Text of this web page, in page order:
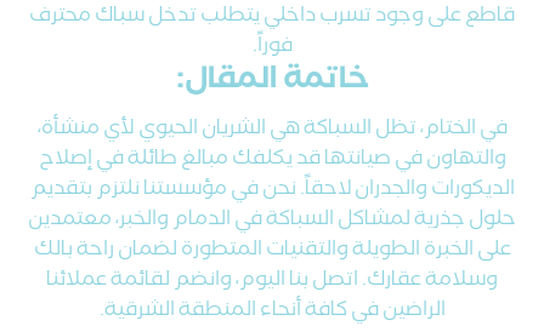
قاطع على وجود تسرب داخلي يتطلب تدخل سباك محترف
فوراً.
خاتمة المقال:
في الختام، تظل السباكة هي الشريان الحيوي لأي منشأة،
والتهاون في صيانتها قد يكلفك مبالغ طائلة في إصلاح
الديكورات والجدران لاحقاً.نحن في مؤسستنا نلتزم بتقديم
حلول جذرية لمشاكل السباكة في الدمام والخبر، معتمدين
على الخبرة الطويلة والتقنيات المتطورة لضمان راحة بالك
وسلامة عقارك. اتصل بنا اليوم، وانضم لقائمة عملائنا
الراضين في كافة أنحاء المنطقة الشرقية.